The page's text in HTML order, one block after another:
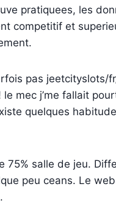
pratiquees, les
competitif et
pas jeetcityslots/
mec j’me fallait
quelques
75% salle de jeu.
peu ceans. Le